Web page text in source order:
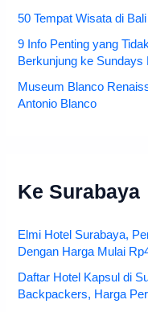
50 Tempat Wisata di
9 Info Penting yang
Berkunjung ke Sundays
Museum Blanco
Antonio Blanco
Ke Surabaya
Elmi Hotel Surabaya,
Dengan Harga Mulai
Daftar Hotel Kapsul di
Backpackers, Harga